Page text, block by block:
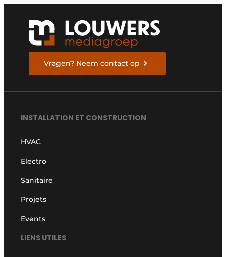
Vragen? Neem contact op
INSTALLATION ET CONSTRUCTION
HVAC
Electro
Sanitaire
Projets
Events
LIENS UTILES